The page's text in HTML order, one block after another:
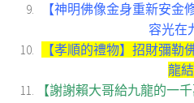
【神明佛像金身重新安金
容光在
【孝順的禮物】招財彌勒
龍
【謝謝賴大哥給九龍的一